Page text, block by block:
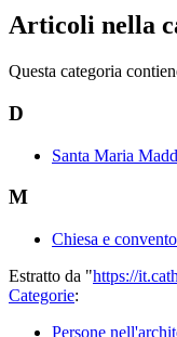
Articoli nella
Questa categoria
D
Santa Maria
M
Chiesa e
Estratto da "https://
Categorie:
Persone